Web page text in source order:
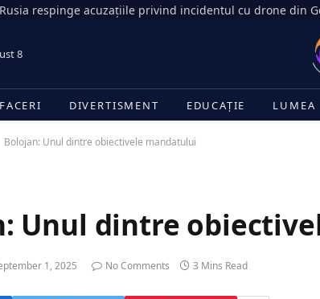
8
DIVERTISMENT EDUCAȚIE LUMEA
Bolojan: Unul dintre obiectivele mandatului
Unul dintre
1, 2025 No Comments 3 Mins Read